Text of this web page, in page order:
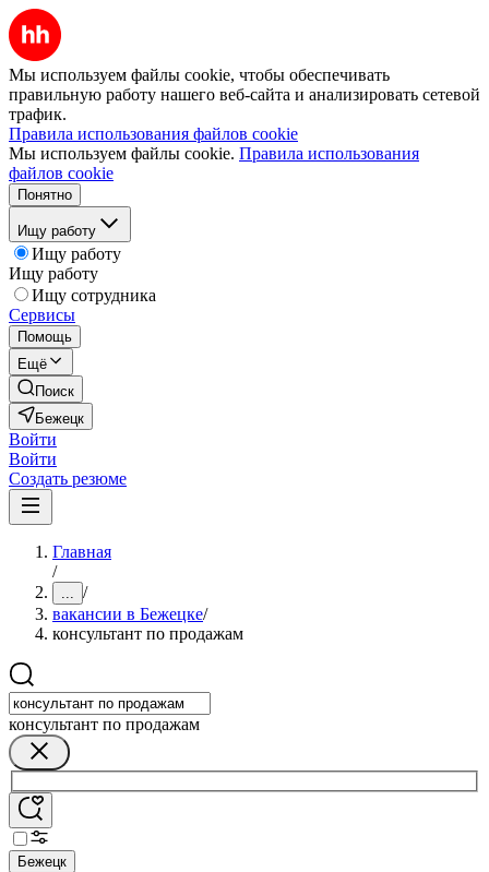
Мы используем файлы cookie, чтобы обеспечивать
правильную работу нашего веб-сайта и анализировать сетевой
трафик.
Правила использования файлов cookie
Мы используем файлы cookie. Правила использования
файлов cookie
Понятно
Ищу работу
Ищу работу
Ищу работу
Ищу сотрудника
Сервисы
Помощь
Ещё
Поиск
Бежецк
Войти
Войти
Создать резюме
Главная
/
... /
вакансии в Бежецке/
консультант по продажам
консультант по продажам
Бежецк